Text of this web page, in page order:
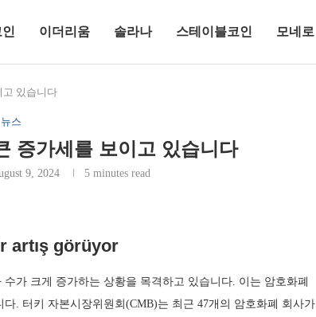
이더리움 솔라나 스테이블코인 모네로
고 있습니다
뉴스
증가세를 보이고 있습니다
9, 2024 5 minutes read
artış görüyor
가 크게 증가하는 상황을 목격하고 있습니다. 이는 암호화폐
. 터키 자본시장위원회(CMB)는 최근 47개의 암호화폐 회사가